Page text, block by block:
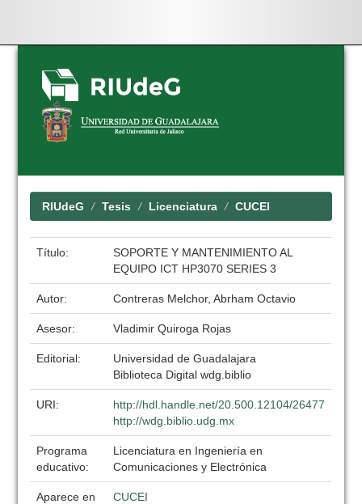
Skip
navigation
RIUdeG Tesis Licenciatura CUCEI
Título:
SOPORTE Y MANTENIMIENTO AL
EQUIPO ICT HP3070 SERIES 3
Autor: Contreras Melchor, Abrham Octavio
Asesor: Vladimir Quiroga Rojas
Editorial:
Universidad de Guadalajara
Biblioteca Digital wdg.biblio
URI:
http://hdl.handle.net/20.500.12104/26477
http://wdg.biblio.udg.mx
Programa
educativo:
Licenciatura en Ingeniería en
Comunicaciones y Electrónica
Aparece en
CUCEI